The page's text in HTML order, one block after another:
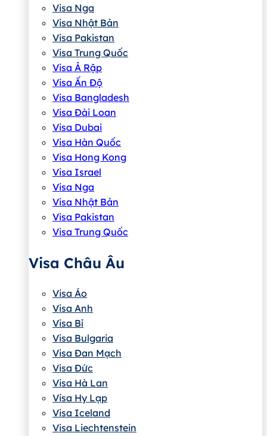
Visa Nga
Visa Nhật Bản
Visa Pakistan
Visa Trung Quốc
Visa Ả Rập
Visa Ấn Độ
Visa Bangladesh
Visa Đài Loan
Visa Dubai
Visa Hàn Quốc
Visa Hong Kong
Visa Israel
Visa Nga
Visa Nhật Bản
Visa Pakistan
Visa Trung Quốc
Visa Châu Âu
Visa Áo
Visa Anh
Visa Bỉ
Visa Bulgaria
Visa Đan Mạch
Visa Đức
Visa Hà Lan
Visa Hy Lạp
Visa Iceland
Visa Liechtenstein